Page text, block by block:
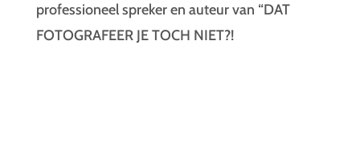
professioneel spreker en auteur van “DAT
FOTOGRAFEER JE TOCH NIET?!